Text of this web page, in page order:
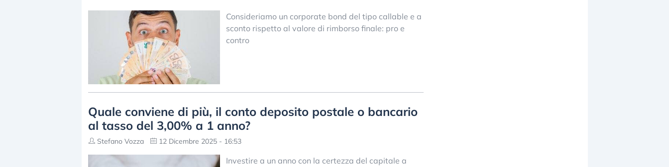
Consideriamo un corporate bond del tipo callable e a
sconto rispetto al valore di rimborso finale: pro e
contro
Quale conviene di più, il conto deposito postale o bancario
al tasso del 3,00% a 1 anno?
Stefano Vozza 12 Dicembre 2025 - 16:53
Investire a un anno con la certezza del capitale a